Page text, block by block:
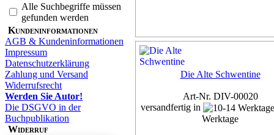
Alle Suchbegriffe müssen
gefunden werden
Kundeninformationen
AGB & Kundeninformationen
Impressum
Datenschutzerklärung
Zahlung und Versand
Widerrufsrecht
Werden Sie Autor!
Die DSGVO in der
Buchpublikation
Widerruf
Die Alte Schwentine
Art-Nr. DIV-00020
versandfertig in
Werktage